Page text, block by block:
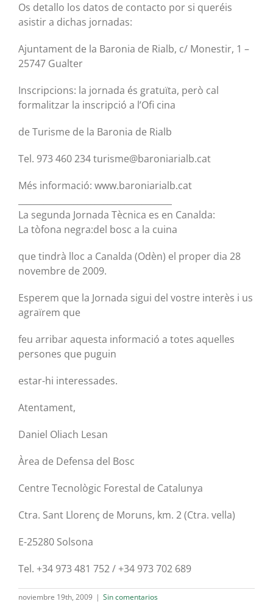
Os detallo los datos de contacto por si queréis
asistir a dichas jornadas:
Ajuntament de la Baronia de Rialb, c/ Monestir, 1 –
25747 Gualter
Inscripcions: la jornada és gratuïta, però cal
formalitzar la inscripció a l’Ofi cina
de Turisme de la Baronia de Rialb
Tel. 973 460 234 turisme@baroniarialb.cat
Més informació: www.baroniarialb.cat
La segunda Jornada Tècnica es en Canalda:
La tòfona negra:del bosc a la cuina
que tindrà lloc a Canalda (Odèn) el proper dia 28
novembre de 2009.
Esperem que la Jornada sigui del vostre interès i us
agraïrem que
feu arribar aquesta informació a totes aquelles
persones que puguin
estar-hi interessades.
Atentament,
Daniel Oliach Lesan
Àrea de Defensa del Bosc
Centre Tecnològic Forestal de Catalunya
Ctra. Sant Llorenç de Moruns, km. 2 (Ctra. vella)
E-25280 Solsona
Tel. +34 973 481 752 / +34 973 702 689
noviembre 19th, 2009 | Sin comentarios